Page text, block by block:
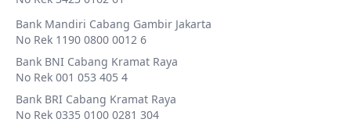
Bank Mandiri Cabang Gambir Jakarta
No Rek 1190 0800 0012 6
Bank BNI Cabang Kramat Raya
No Rek 001 053 405 4
Bank BRI Cabang Kramat Raya
No Rek 0335 0100 0281 304